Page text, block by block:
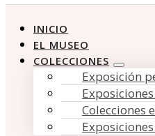
INICIO
EL MUSEO
COLECCIONES
Exposición
Colecciones